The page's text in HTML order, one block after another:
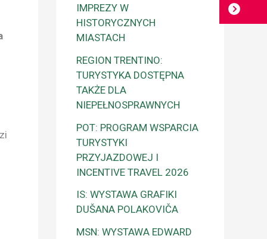
IMPREZY W
HISTORYCZNYCH
MIASTACH
REGION TRENTINO:
TURYSTYKA DOSTĘPNA
TAKŻE DLA
NIEPEŁNOSPRAWNYCH
POT: PROGRAM WSPARCIA
TURYSTYKI
PRZYJAZDOWEJ I
INCENTIVE TRAVEL 2026
IS: WYSTAWA GRAFIKI
DUŠANA POLAKOVIČA
MSN: WYSTAWA EDWARD